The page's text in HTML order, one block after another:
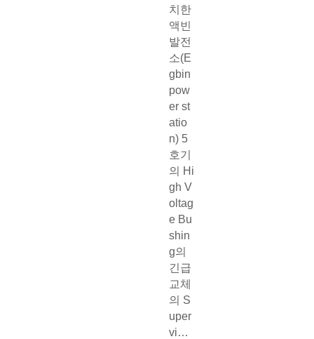
치한
액빈
발전
소(E
gbin
pow
er st
atio
n) 5
호기
의 Hi
gh V
oltag
e Bu
shin
g의
긴급
교체
의 S
uper
vi…